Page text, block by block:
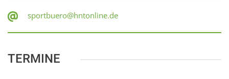
sportbuero@hntonline.de
TERMINE